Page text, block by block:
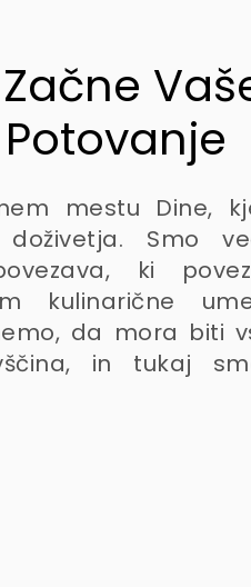
mestu Dine,
doživetja. Smo
ki
kulinarične
da mora biti
in tukaj